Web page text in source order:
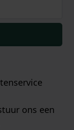
ons een